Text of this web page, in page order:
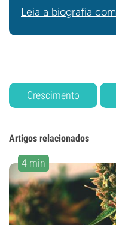
Leia a biografia
Crescimento
Artigos relacionados
4 min